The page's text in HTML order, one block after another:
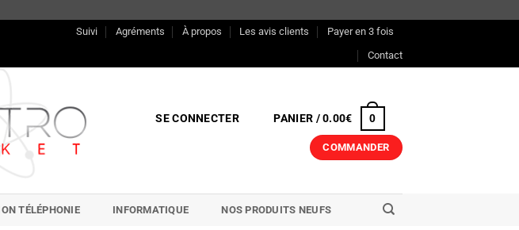
Suivi Agréments À propos Les avis clients
Payer en 3 fois
Contact
SE CONNECTER PANIER /0.00€ 0
COMMANDER
TÉLÉPHONIE INFORMATIQUE NOS PRODUITS NEUFS